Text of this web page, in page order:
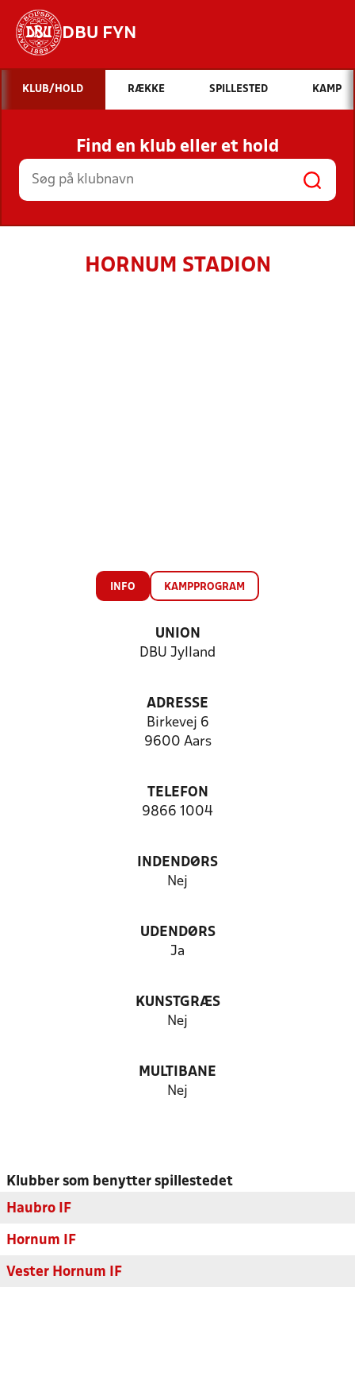
DBU FYN
Hvad vil du søge efter?
INDHOLD OG NYHEDER
STILLINGER, RESULTATER, KLUBBER OG
HOLD
KLUB/HOLD RÆKKE SPILLESTED KAMP
Find en klub eller et hold
HORNUM STADION
INFO KAMPPROGRAM
UNION
DBU Jylland
ADRESSE
Birkevej 6
9600 Aars
TELEFON
9866 1004
INDENDØRS
Nej
UDENDØRS
Ja
KUNSTGRÆS
Nej
MULTIBANE
Nej
Klubber som benytter spillestedet
Haubro IF
Hornum IF
Vester Hornum IF